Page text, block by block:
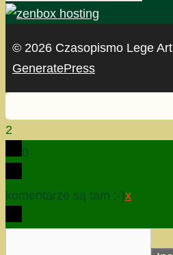
© 2026 Czasopismo Lege
GeneratePress
2
0
komentarze są tam :-)x